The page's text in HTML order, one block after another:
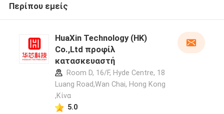
Περίπου εμείς
HuaXin Technology (HK)
Co.,Ltd προφίλ
κατασκευαστή
Room D, 16/F, Hyde Centre, 18
Luang Road,Wan Chai, Hong Kong
,Κίνα
5.0